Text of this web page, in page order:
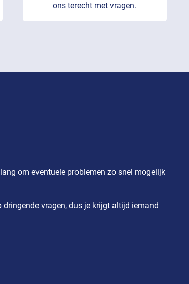
ons terecht met vragen.
om eventuele problemen zo snel mogelijk
vragen, dus je krijgt altijd iemand